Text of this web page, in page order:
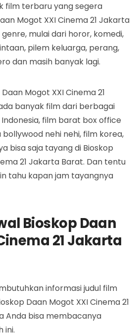
film terbaru yang segera
Mogot XXI Cinema 21 Jakarta
mulai dari horor, komedi,
pilem keluarga, perang,
dan masih banyak lagi.
Mogot XXI Cinema 21
banyak film dari berbagai
film barat box office
nehi nehi, film korea,
bisa saja tayang di Bioskop
21 Jakarta Barat. Dan tentu
tahu kapan jam tayangnya
Bioskop Daan
21 Jakarta
informasi judul film
Daan Mogot XXI Cinema 21
Anda bisa membacanya
ini.